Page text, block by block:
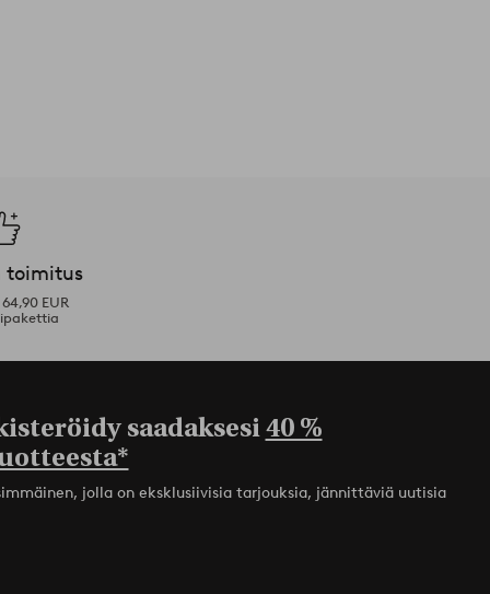
toimitus
EUR
saadaksesi40 %
jolla on eksklusiivisia tarjouksia, jännittäviä uutisia